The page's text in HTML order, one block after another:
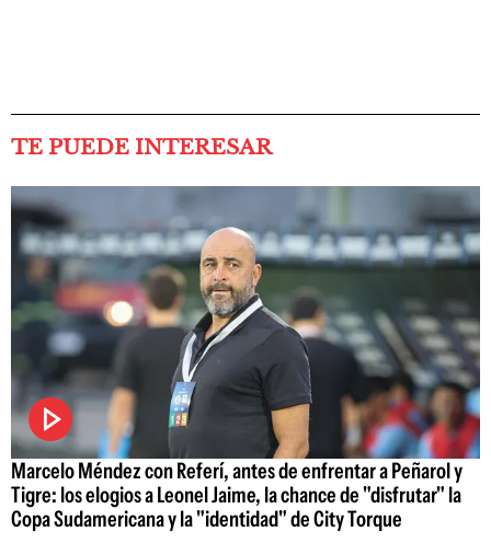
TE PUEDE INTERESAR
Marcelo Méndez con Referí, antes de enfrentar a Peñarol y
Tigre: los elogios a Leonel Jaime, la chance de "disfrutar" la
Copa Sudamericana y la "identidad" de City Torque